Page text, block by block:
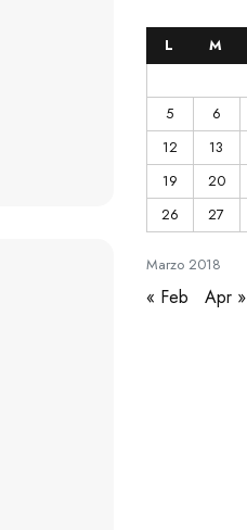
Marzo2018
L M
5
6
12
13
19
20
26
27
« Feb Apr »